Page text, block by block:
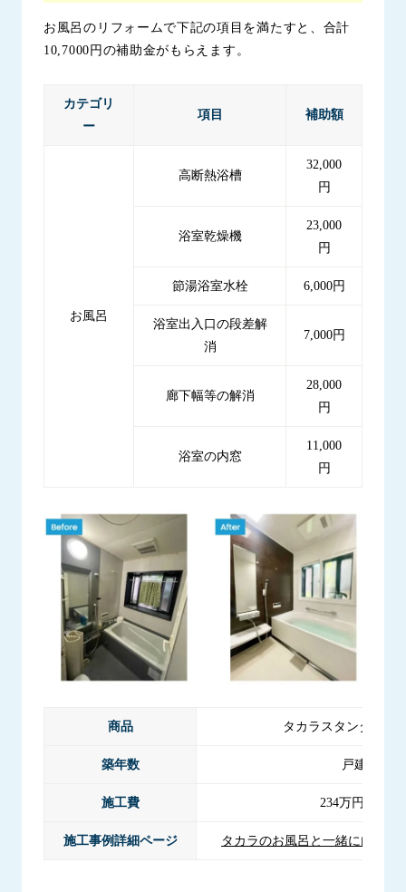
お風呂のリフォームで下記の項目を満たすと、合計
10,7000円の補助金がもらえます。
カテゴリ
ー
項目 補助額
お風呂
高断熱浴槽
32,000
円
浴室乾燥機
23,000
円
節湯浴室水栓 6,000円
浴室出入口の段差解
消
7,000円
廊下幅等の解消
28,000
円
浴室の内窓
11,000
円
商品 タカラスタンダード
築年数 戸建築25年
施工費 234万円（税込
施工事例詳細ページ タカラのお風呂と一緒に内窓リ